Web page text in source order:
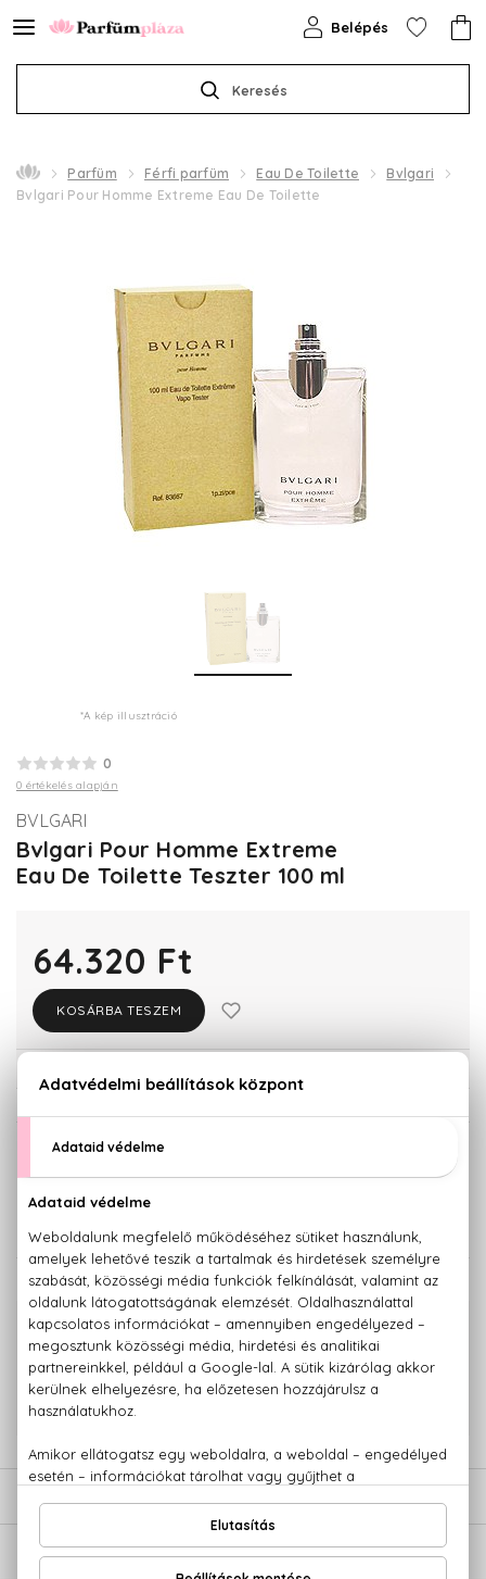
Keresés
Belépés
Parfüm Férfi parfüm Eau De Toilette
Bvlgari
Bvlgari Pour Homme Extreme Eau De Toilette
*A kép illusztráció
0
0 értékelés alapján
BVLGARI
Bvlgari Pour Homme Extreme
Eau De Toilette Teszter 100 ml
64.320 Ft
KOSÁRBA TESZEM
KISZERELÉS KIVÁLASZTÁSA
KAPCSOLÓDÓ TERMÉKEK
100% eredeti termékek,14 napos visszaküldési garanciával
Kérdésed van, elakadtál? Hívd ügyfélszolgálatunkat: +36 20
779 1926
ÉRTÉKELÉSEK (0)